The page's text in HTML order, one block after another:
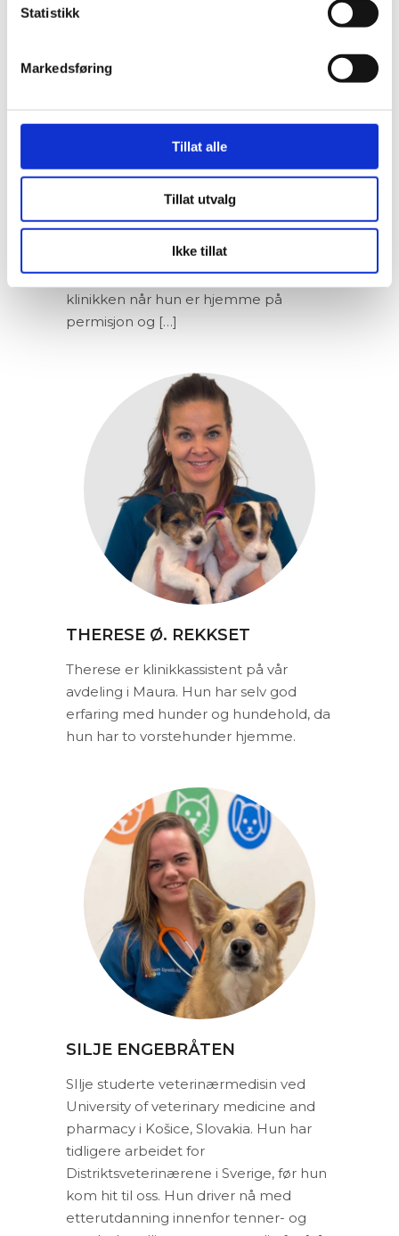
Statistikk
Markedsføring
Tillat alle
Tillat utvalg
Ikke tillat
Maylen har arbeidet som
Jessheim og i Maura i mange år. Nå
studerer hun veterinærmedisin ved
University of Veterinary Medicine and
Pharmacy i Košice, og arbeider ved
klinikken når hun er hjemme på
permisjon og […]
THERESE Ø. REKKSET
Therese er klinikkassistent på vår
avdeling i Maura. Hun har selv god
erfaring med hunder og hundehold, da
hun har to vorstehunder hjemme.
SILJE ENGEBRÅTEN
SIlje studerte veterinærmedisin ved
University of veterinary medicine and
pharmacy i Košice, Slovakia. Hun har
tidligere arbeidet for
Distriktsveterinærene i Sverige, før hun
kom hit til oss. Hun driver nå med
etterutdanning innenfor tenner- og